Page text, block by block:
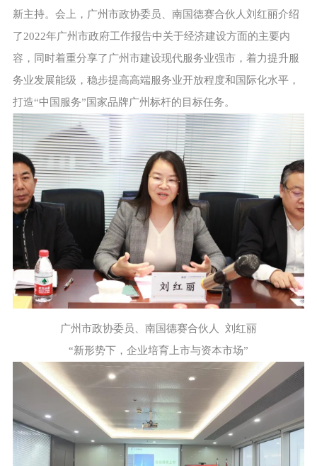
新主持。会上，广州市政协委员、南国德赛合伙人刘红丽介绍
了2022年广州市政府工作报告中关于经济建设方面的主要内
容，同时着重分享了广州市建设现代服务业强市，着力提升服
务业发展能级，稳步提高高端服务业开放程度和国际化水平，
打造“中国服务”国家品牌广州标杆的目标任务。
广州市政协委员、南国德赛合伙人 刘红丽
“新形势下，企业培育上市与资本市场”